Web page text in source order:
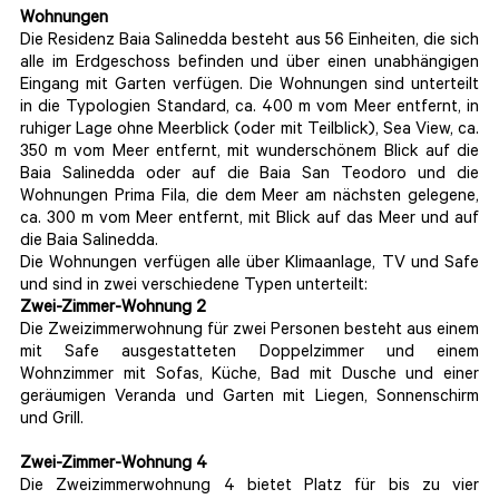
Wohnungen
Die Residenz Baia Salinedda besteht aus 56 Einheiten, die sich
alle im Erdgeschoss befinden und über einen unabhängigen
Eingang mit Garten verfügen. Die Wohnungen sind unterteilt
in die Typologien Standard, ca. 400 m vom Meer entfernt, in
ruhiger Lage ohne Meerblick (oder mit Teilblick), Sea View, ca.
350 m vom Meer entfernt, mit wunderschönem Blick auf die
Baia Salinedda oder auf die Baia San Teodoro und die
Wohnungen Prima Fila, die dem Meer am nächsten gelegene,
ca. 300 m vom Meer entfernt, mit Blick auf das Meer und auf
die Baia Salinedda.
Die Wohnungen verfügen alle über Klimaanlage, TV und Safe
und sind in zwei verschiedene Typen unterteilt:
Zwei-Zimmer-Wohnung 2
Die Zweizimmerwohnung für zwei Personen besteht aus einem
mit Safe ausgestatteten Doppelzimmer und einem
Wohnzimmer mit Sofas, Küche, Bad mit Dusche und einer
geräumigen Veranda und Garten mit Liegen, Sonnenschirm
und Grill.
Zwei-Zimmer-Wohnung 4
Die Zweizimmerwohnung 4 bietet Platz für bis zu vier